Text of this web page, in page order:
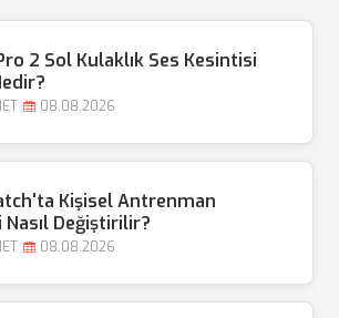
2 Sol Kulaklık Ses Kesintisi
08.08.2026
Kişisel Antrenman
Değiştirilir?
08.08.2026